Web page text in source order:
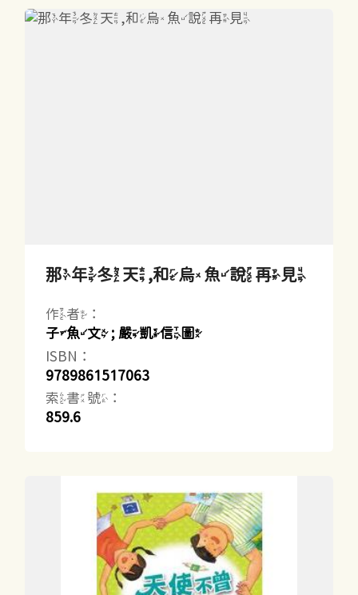
那年冬天,和烏魚說再見
作者：
子魚文 ; 嚴凱信圖
ISBN：
9789861517063
索書號：
859.6